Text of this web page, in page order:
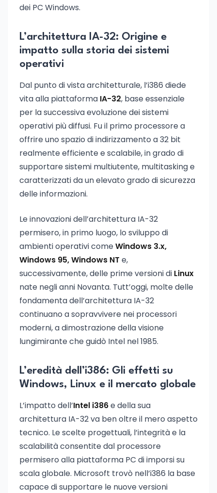
dei PC Windows.
L’architettura IA-32: Origine e
impatto sulla storia dei sistemi
operativi
Dal punto di vista architetturale, l’i386 diede
vita alla piattaforma IA-32, base essenziale
per la successiva evoluzione dei sistemi
operativi più diffusi. Fu il primo processore a
offrire uno spazio di indirizzamento a 32 bit
realmente efficiente e scalabile, in grado di
supportare sistemi multiutente, multitasking e
caratterizzati da un elevato grado di sicurezza
delle informazioni.
Le innovazioni dell’architettura IA-32
permisero, in primo luogo, lo sviluppo di
ambienti operativi comeWindows 3.x,
Windows 95, Windows NT e,
successivamente, delle prime versioni di Linux
nate negli anni Novanta. Tutt’oggi, molte delle
fondamenta dell’architettura IA-32
continuano a sopravvivere nei processori
moderni, a dimostrazione della visione
lungimirante che guidò Intel nel 1985.
L’eredità dell’i386: Gli effetti su
Windows, Linux e il mercato globale
L’impatto dell’Intel i386e della sua
architettura IA-32 va ben oltre il mero aspetto
tecnico. Le scelte progettuali, l’integrità e la
scalabilità consentite dal processore
permisero alla piattaforma PC di imporsi su
scala globale. Microsoft trovò nell’i386 la base
capace di supportare le nuove versioni